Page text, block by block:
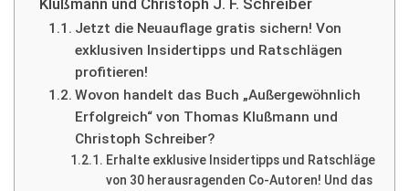
Jetzt die Neuauflage gratis sichern! Von
exklusiven Insidertipps und Ratschlägen
profitieren!
Wovon handelt das Buch „Außergewöhnlich
Erfolgreich“ von Thomas Klußmann und
Christoph Schreiber?
Erhalte exklusive Insidertipps und Ratschläge
von 30 herausragenden Co-Autoren! Und das